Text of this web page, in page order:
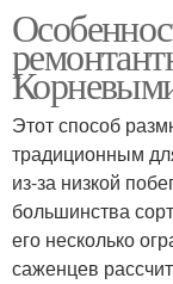
Этот способ
традиционным
из-за низкой
большинства
его несколько
саженцев